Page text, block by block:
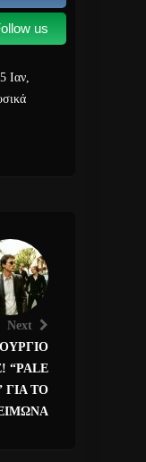
us
Ιαν,
Next
“PALE
ΓΙΑ ΤΟ